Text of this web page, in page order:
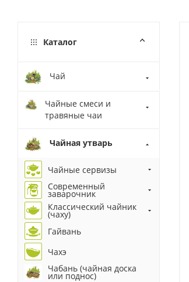
Каталог
Чай
Чайные смеси и
травяные чаи
Чайная утварь
Чайные сервизы
Современный
заварочник
Классический чайник
(чаху)
Гайвань
Чахэ
Чабань (чайная доска
или поднос)